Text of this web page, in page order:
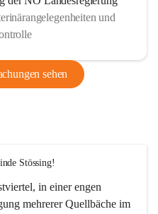
und
sehen
Stössing!
in einer engen
mehrerer Quellbäche im